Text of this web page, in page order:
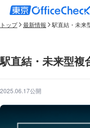
トップ 最新情報 駅直結・未来
駅直結・未来型
2025.06.17公開